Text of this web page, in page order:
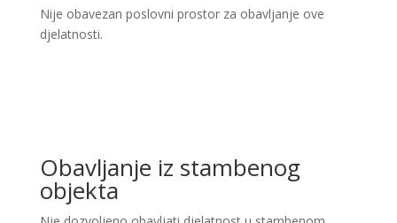
Nije obavezan poslovni prostor za obavljanje ove
djelatnosti.
Obavljanje iz stambenog
objekta